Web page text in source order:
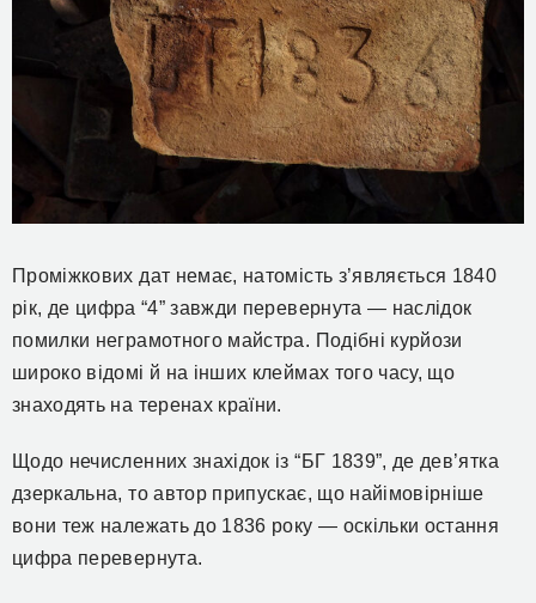
Проміжкових дат немає, натомість з’являється 1840
рік, де цифра “4” завжди перевернута — наслідок
помилки неграмотного майстра. Подібні курйози
широко відомі й на інших клеймах того часу, що
знаходять на теренах країни.
Щодо нечисленних знахідок із “БГ 1839”, де дев’ятка
дзеркальна, то автор припускає, що найімовірніше
вони теж належать до 1836 року — оскільки остання
цифра перевернута.